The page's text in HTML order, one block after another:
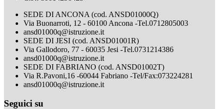
SEDE DI ANCONA (cod. ANSD01000Q)
Via Buonarroti, 12 - 60100 Ancona -Tel.0712805003
ansd01000q@istruzione.it
SEDE DI JESI (cod. ANSD01001R)
Via Gallodoro, 77 - 60035 Jesi -Tel.0731214386
ansd01000q@istruzione.it
SEDE DI FABRIANO (cod. ANSD01002T)
Via R.Pavoni,16 -60044 Fabriano -Tel/Fax:073224281
ansd01000q@istruzione.it
Seguici su